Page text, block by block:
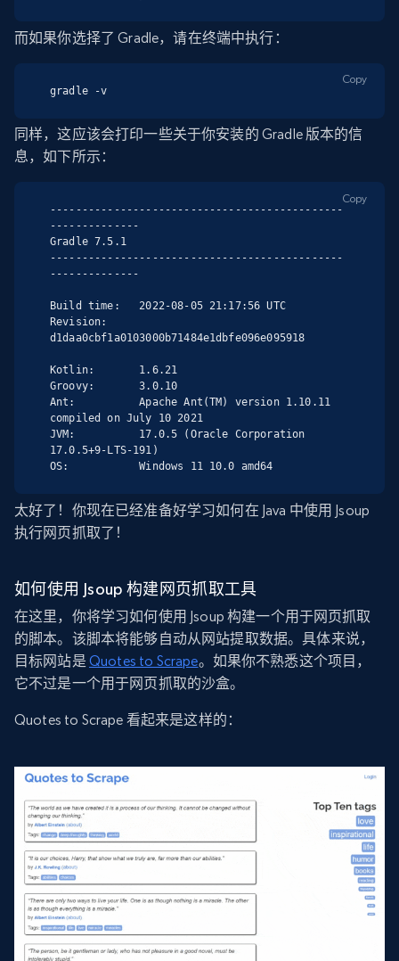
而如果你选择了 Gradle，请在终端中执行：
gradle -v
Copy
同样，这应该会打印一些关于你安装的 Gradle 版本的信
息，如下所示：
----------------------------------------------
--------------
Gradle 7.5.1
----------------------------------------------
--------------
Build time:   2022-08-05 21:17:56 UTC
Revision:
d1daa0cbf1a0103000b71484e1dbfe096e095918
Kotlin:       1.6.21
Groovy:       3.0.10
Ant:          Apache Ant(TM) version 1.10.11
compiled on July 10 2021
JVM:          17.0.5 (Oracle Corporation
17.0.5+9-LTS-191)
OS:           Windows 11 10.0 amd64
Copy
太好了！你现在已经准备好学习如何在 Java 中使用 Jsoup
执行网页抓取了！
如何使用 Jsoup 构建网页抓取工具
在这里，你将学习如何使用 Jsoup 构建一个用于网页抓取
的脚本。该脚本将能够自动从网站提取数据。具体来说，
目标网站是 Quotes to Scrape。如果你不熟悉这个项目，
它不过是一个用于网页抓取的沙盒。
Quotes to Scrape 看起来是这样的：